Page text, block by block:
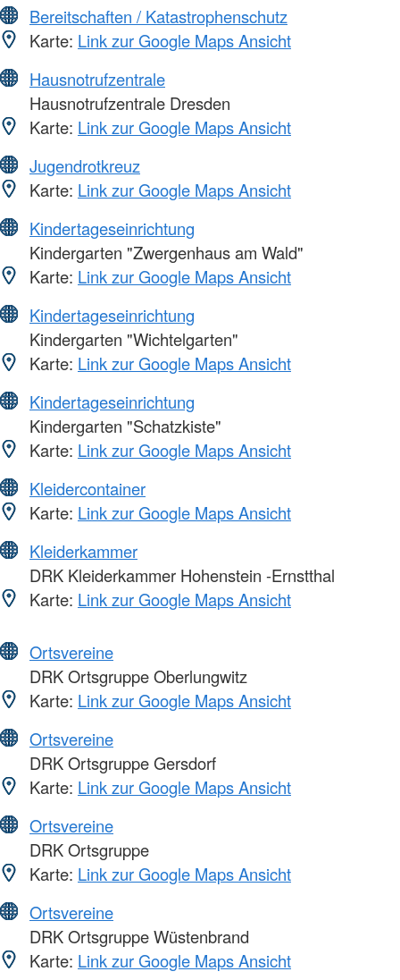
Bereitschaften / Katastrophenschutz
Karte: Link zur Google Maps Ansicht
Hausnotrufzentrale
Hausnotrufzentrale Dresden
Karte: Link zur Google Maps Ansicht
Jugendrotkreuz
Karte: Link zur Google Maps Ansicht
Kindertageseinrichtung
Kindergarten "Zwergenhaus am Wald"
Karte: Link zur Google Maps Ansicht
Kindertageseinrichtung
Kindergarten "Wichtelgarten"
Karte: Link zur Google Maps Ansicht
Kindertageseinrichtung
Kindergarten "Schatzkiste"
Karte: Link zur Google Maps Ansicht
Kleidercontainer
Karte: Link zur Google Maps Ansicht
Kleiderkammer
DRK Kleiderkammer Hohenstein -Ernstthal
Karte: Link zur Google Maps Ansicht
Ortsvereine
DRK Ortsgruppe Oberlungwitz
Karte: Link zur Google Maps Ansicht
Ortsvereine
DRK Ortsgruppe Gersdorf
Karte: Link zur Google Maps Ansicht
Ortsvereine
DRK Ortsgruppe
Karte: Link zur Google Maps Ansicht
Ortsvereine
DRK Ortsgruppe Wüstenbrand
Karte: Link zur Google Maps Ansicht